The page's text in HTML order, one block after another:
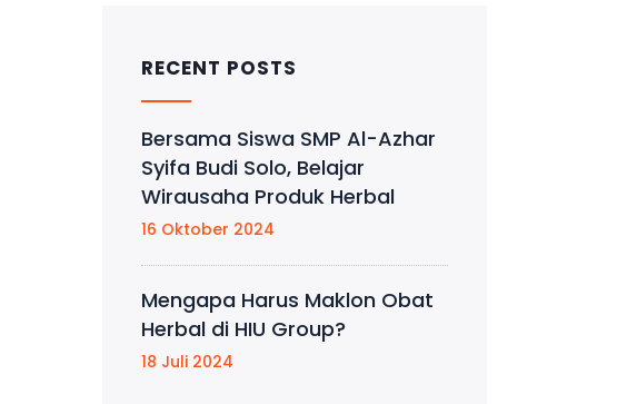
RECENT POSTS
Bersama Siswa SMP Al-Azhar
Syifa Budi Solo, Belajar
Wirausaha Produk Herbal
16 Oktober 2024
Mengapa Harus Maklon Obat
Herbal di HIU Group?
18 Juli 2024